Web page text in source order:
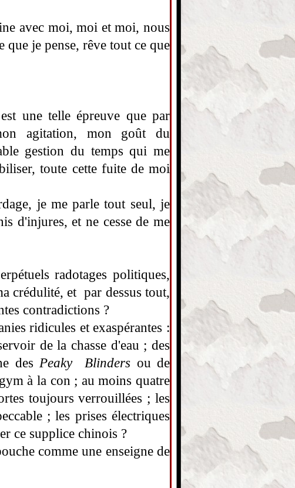
avec moi, moi et moi, nous
que je pense, rêve tout ce que
une telle épreuve que par
agitation, mon goût du
gestion du temps qui me
toute cette fuite de moi
je me parle tout seul, je
d'injures, et ne cesse de me
radotages politiques,
crédulité, et par dessus tout,
contradictions ?
ridicules et exaspérantes :
de la chasse d'eau ; des
des Peaky Blinders ou de
à la con ; au moins quatre
toujours verrouillées ; les
; les prises électriques
ce supplice chinois ?
comme une enseigne de